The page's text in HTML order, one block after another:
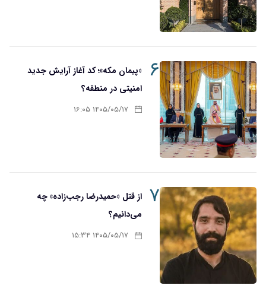
۶
«پیمان مکه»؛ کد آغاز آرایش جدید
امنیتی در منطقه؟
۱۴۰۵/۰۵/۱۷ ۱۶:۰۵
۷ از قتل «حمیدرضا رجب‌زاده» چه
می‌دانیم؟
۱۴۰۵/۰۵/۱۷ ۱۵:۳۴